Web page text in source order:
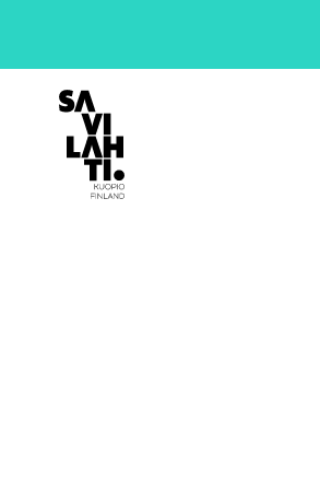
Etusivulle